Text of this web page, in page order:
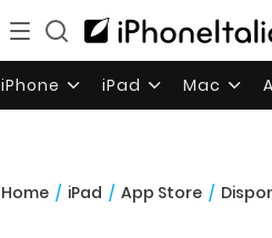
iPhone iPad Mac
Home / iPad / App Store /